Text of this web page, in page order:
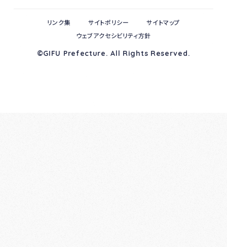
©GIFU Prefecture. All Rights Reserved.
リンク集 サイトポリシー
サイトマップ
ウェブアクセシビリティ方針